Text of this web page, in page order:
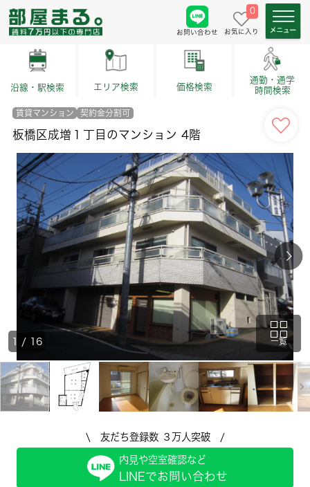
お問い合わせ
0
お気に入り
沿線・駅検索 エリア検索 価格検索
通勤・通学
時間検索
賃貸マンション 契約金分割可
板橋区成増１丁目のマンション 4階
一覧
1 / 16
\ 友だち登録数 ３万人突破 /
内見や空室確認など
LINEでお問い合わせ